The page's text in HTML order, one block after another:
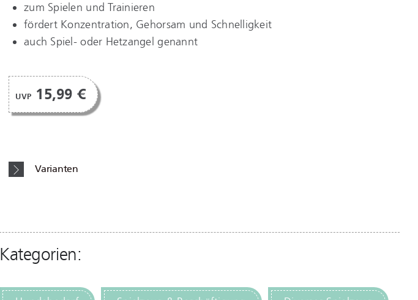
zum Spielen und Trainieren
fördert Konzentration, Gehorsam und Schnelligkeit
auch Spiel- oder Hetzangel genannt
UVP 15,99 €
Varianten
Kategorien: